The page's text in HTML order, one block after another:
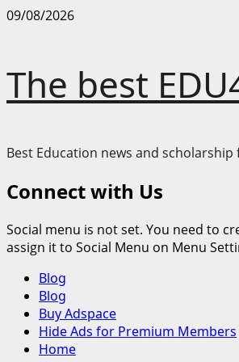
Skip
09/08/2026
The best
Best Education news and scholarship
Connect with Us
Social menu is not set. You need to
assign it to Social Menu on Menu
Primary
Menu
Blog
Blog
Buy Adspace
Hide Ads for Premium Members
Home